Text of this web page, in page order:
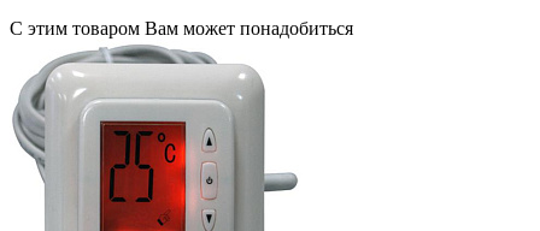
С этим товаром Вам может понадобиться